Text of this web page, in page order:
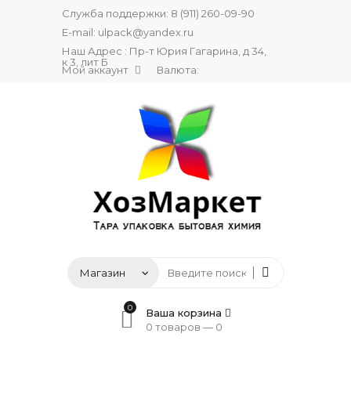
Служба поддержки: 8 (911) 260-09-90
E-mail: ulpack@yandex.ru
Наш Адрес : Пр-т Юрия Гагарина, д 34,
к 3, лит Б
Мой аккаунт Валюта:
0
Ваша корзина
0 товаров — 0